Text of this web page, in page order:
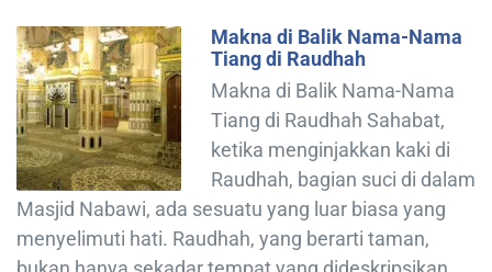
Makna di Balik Nama-Nama
Tiang di Raudhah
Makna di Balik Nama-Nama
Tiang di Raudhah Sahabat,
ketika menginjakkan kaki di
Raudhah, bagian suci di dalam
Masjid Nabawi, ada sesuatu yang luar biasa yang
menyelimuti hati. Raudhah, yang berarti taman,